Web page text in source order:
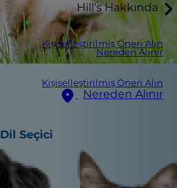
Hill's Hakkında
Kişiselleştirilmiş Öneri Alın
Nereden Alınır
Kişiselleştirilmiş Öneri Alın
Nereden Alınır
Dil Seçici